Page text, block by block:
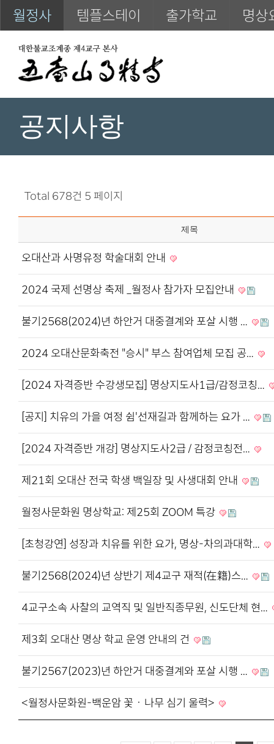
월정사 템플스테이 출가학교 명상
공지사항
Total 678건 5 페이지
제목
오대산과 사명유정 학술대회 안내
2024 국제 선명상 축제 _월정사 참가자 모집안내
불기2568(2024)년 하안거 대중결계와 포살 시행 …
2024 오대산문화축전 "승시" 부스 참여업체 모집 공…
[2024 자격증반 수강생모집] 명상지도사1급/감정코칭…
[공지] 치유의 가을 여정 쉼'선재길과 함께하는 요가 …
[2024 자격증반 개강] 명상지도사2급 / 감정코칭전…
제21회 오대산 전국 학생 백일장 및 사생대회 안내
월정사문화원 명상학교: 제25회 ZOOM 특강
[초청강연] 성장과 치유를 위한 요가, 명상-차의과대학…
불기2568(2024)년 상반기 제4교구 재적(在籍)스…
4교구소속 사찰의 교역직 및 일반직종무원, 신도단체 현…
제3회 오대산 명상 학교 운영 안내의 건
불기2567(2023)년 하안거 대중결계와 포살 시행 …
<월정사문화원-백운암 꽃ㆍ나무 심기 울력>